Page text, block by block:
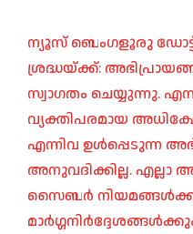
ന്യൂസ് ബെംഗളൂരു
ശ്രദ്ധയ്ക്ക്:
സ്വാഗതം ചെയ്യുന്നു.
വ്യക്തിപരമായ
എന്നിവ ഉൾപ്പെടുന്ന
അനുവദിക്കില്ല. എല്ലാ
സൈബർ നിയമങ്ങൾക്കും